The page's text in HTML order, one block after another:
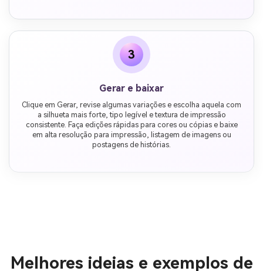
3
Gerar e baixar
Clique em Gerar, revise algumas variações e escolha aquela com
a silhueta mais forte, tipo legível e textura de impressão
consistente. Faça edições rápidas para cores ou cópias e baixe
em alta resolução para impressão, listagem de imagens ou
postagens de histórias.
Melhores ideias e exemplos de